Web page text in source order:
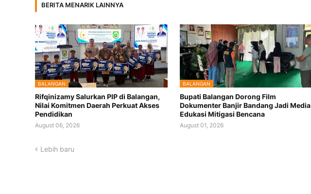
BERITA MENARIK LAINNYA
BALANGAN
Rifqinizamy Salurkan PIP di Balangan,
Nilai Komitmen Daerah Perkuat Akses
Pendidikan
August 06, 2026
BALANGAN
Bupati Balangan Dorong Film
Dokumenter Banjir Bandang Jadi Media
Edukasi Mitigasi Bencana
August 01, 2026
Lebih baru